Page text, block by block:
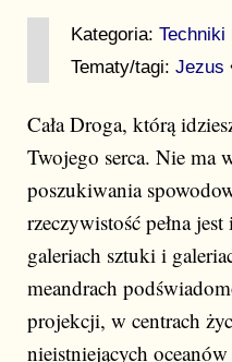
Kategoria: Techniki
Tematy/tagi: Jezus
Cała Droga, którą
Twojego serca. Nie ma
poszukiwania
rzeczywistość pełna
galeriach sztuki i
meandrach
projekcji, w centrach
nieistniejących